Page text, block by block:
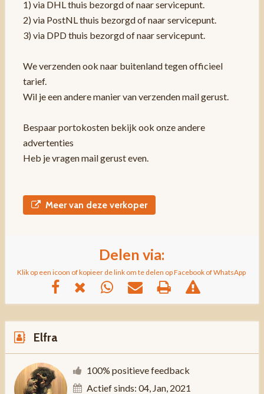
1) via DHL thuis bezorgd of naar servicepunt.
2) via PostNL thuis bezorgd of naar servicepunt.
3) via DPD thuis bezorgd of naar servicepunt.
We verzenden ook naar buitenland tegen officieel
tarief.
Wil je een andere manier van verzenden mail gerust.
Bespaar portokosten bekijk ook onze andere
advertenties
Heb je vragen mail gerust even.
Meer van deze verkoper
Delen via:
Klik op een icoon of kopieer de link om te delen op Facebook of WhatsApp
Elfra
100% positieve feedback
Actief sinds: 04, Jan, 2021